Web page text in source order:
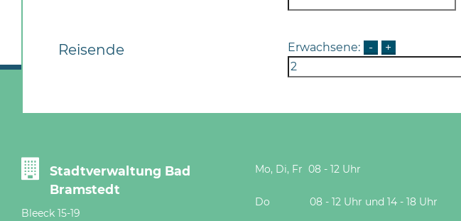
Reisende Erwachsene: - +
Stadtverwaltung Bad
Bramstedt
Bleeck 15-19
Mo, Di, Fr 08 - 12 Uhr
Do 08 - 12 Uhr und 14 - 18 Uhr